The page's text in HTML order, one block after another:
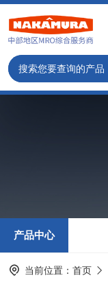
产品中心
当前位置： 首页